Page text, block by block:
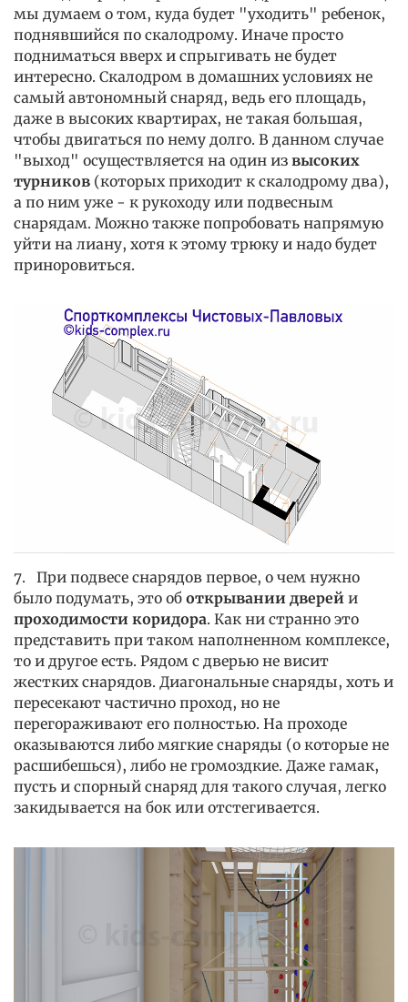
мы думаем о том, куда будет "уходить" ребенок,
поднявшийся по скалодрому. Иначе просто
подниматься вверх и спрыгивать не будет
интересно. Скалодром в домашних условиях не
самый автономный снаряд, ведь его площадь,
даже в высоких квартирах, не такая большая,
чтобы двигаться по нему долго. В данном случае
"выход" осуществляется на один из высоких
турников (которых приходит к скалодрому два),
а по ним уже - к рукоходу или подвесным
снарядам. Можно также попробовать напрямую
уйти на лиану, хотя к этому трюку и надо будет
приноровиться.
7. При подвесе снарядов первое, о чем нужно
было подумать, это об открывании дверей и
проходимости коридора. Как ни странно это
представить при таком наполненном комплексе,
то и другое есть. Рядом с дверью не висит
жестких снарядов. Диагональные снаряды, хоть и
пересекают частично проход, но не
перегораживают его полностью. На проходе
оказываются либо мягкие снаряды (о которые не
расшибешься), либо не громоздкие. Даже гамак,
пусть и спорный снаряд для такого случая, легко
закидывается на бок или отстегивается.